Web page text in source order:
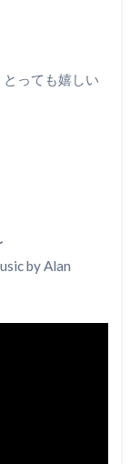
っても嬉しい
by Alan